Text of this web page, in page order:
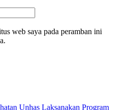
web saya pada peramban ini
Unhas Laksanakan Program